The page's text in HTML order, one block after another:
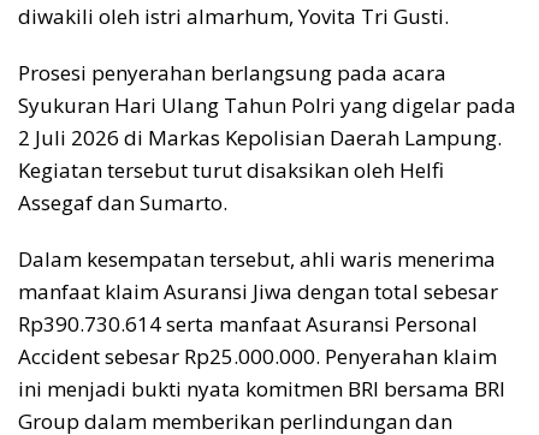
diwakili oleh istri almarhum, Yovita Tri Gusti.
Prosesi penyerahan berlangsung pada acara
Syukuran Hari Ulang Tahun Polri yang digelar pada
2 Juli 2026 di Markas Kepolisian Daerah Lampung.
Kegiatan tersebut turut disaksikan oleh Helfi
Assegaf dan Sumarto.
Dalam kesempatan tersebut, ahli waris menerima
manfaat klaim Asuransi Jiwa dengan total sebesar
Rp390.730.614 serta manfaat Asuransi Personal
Accident sebesar Rp25.000.000. Penyerahan klaim
ini menjadi bukti nyata komitmen BRI bersama BRI
Group dalam memberikan perlindungan dan